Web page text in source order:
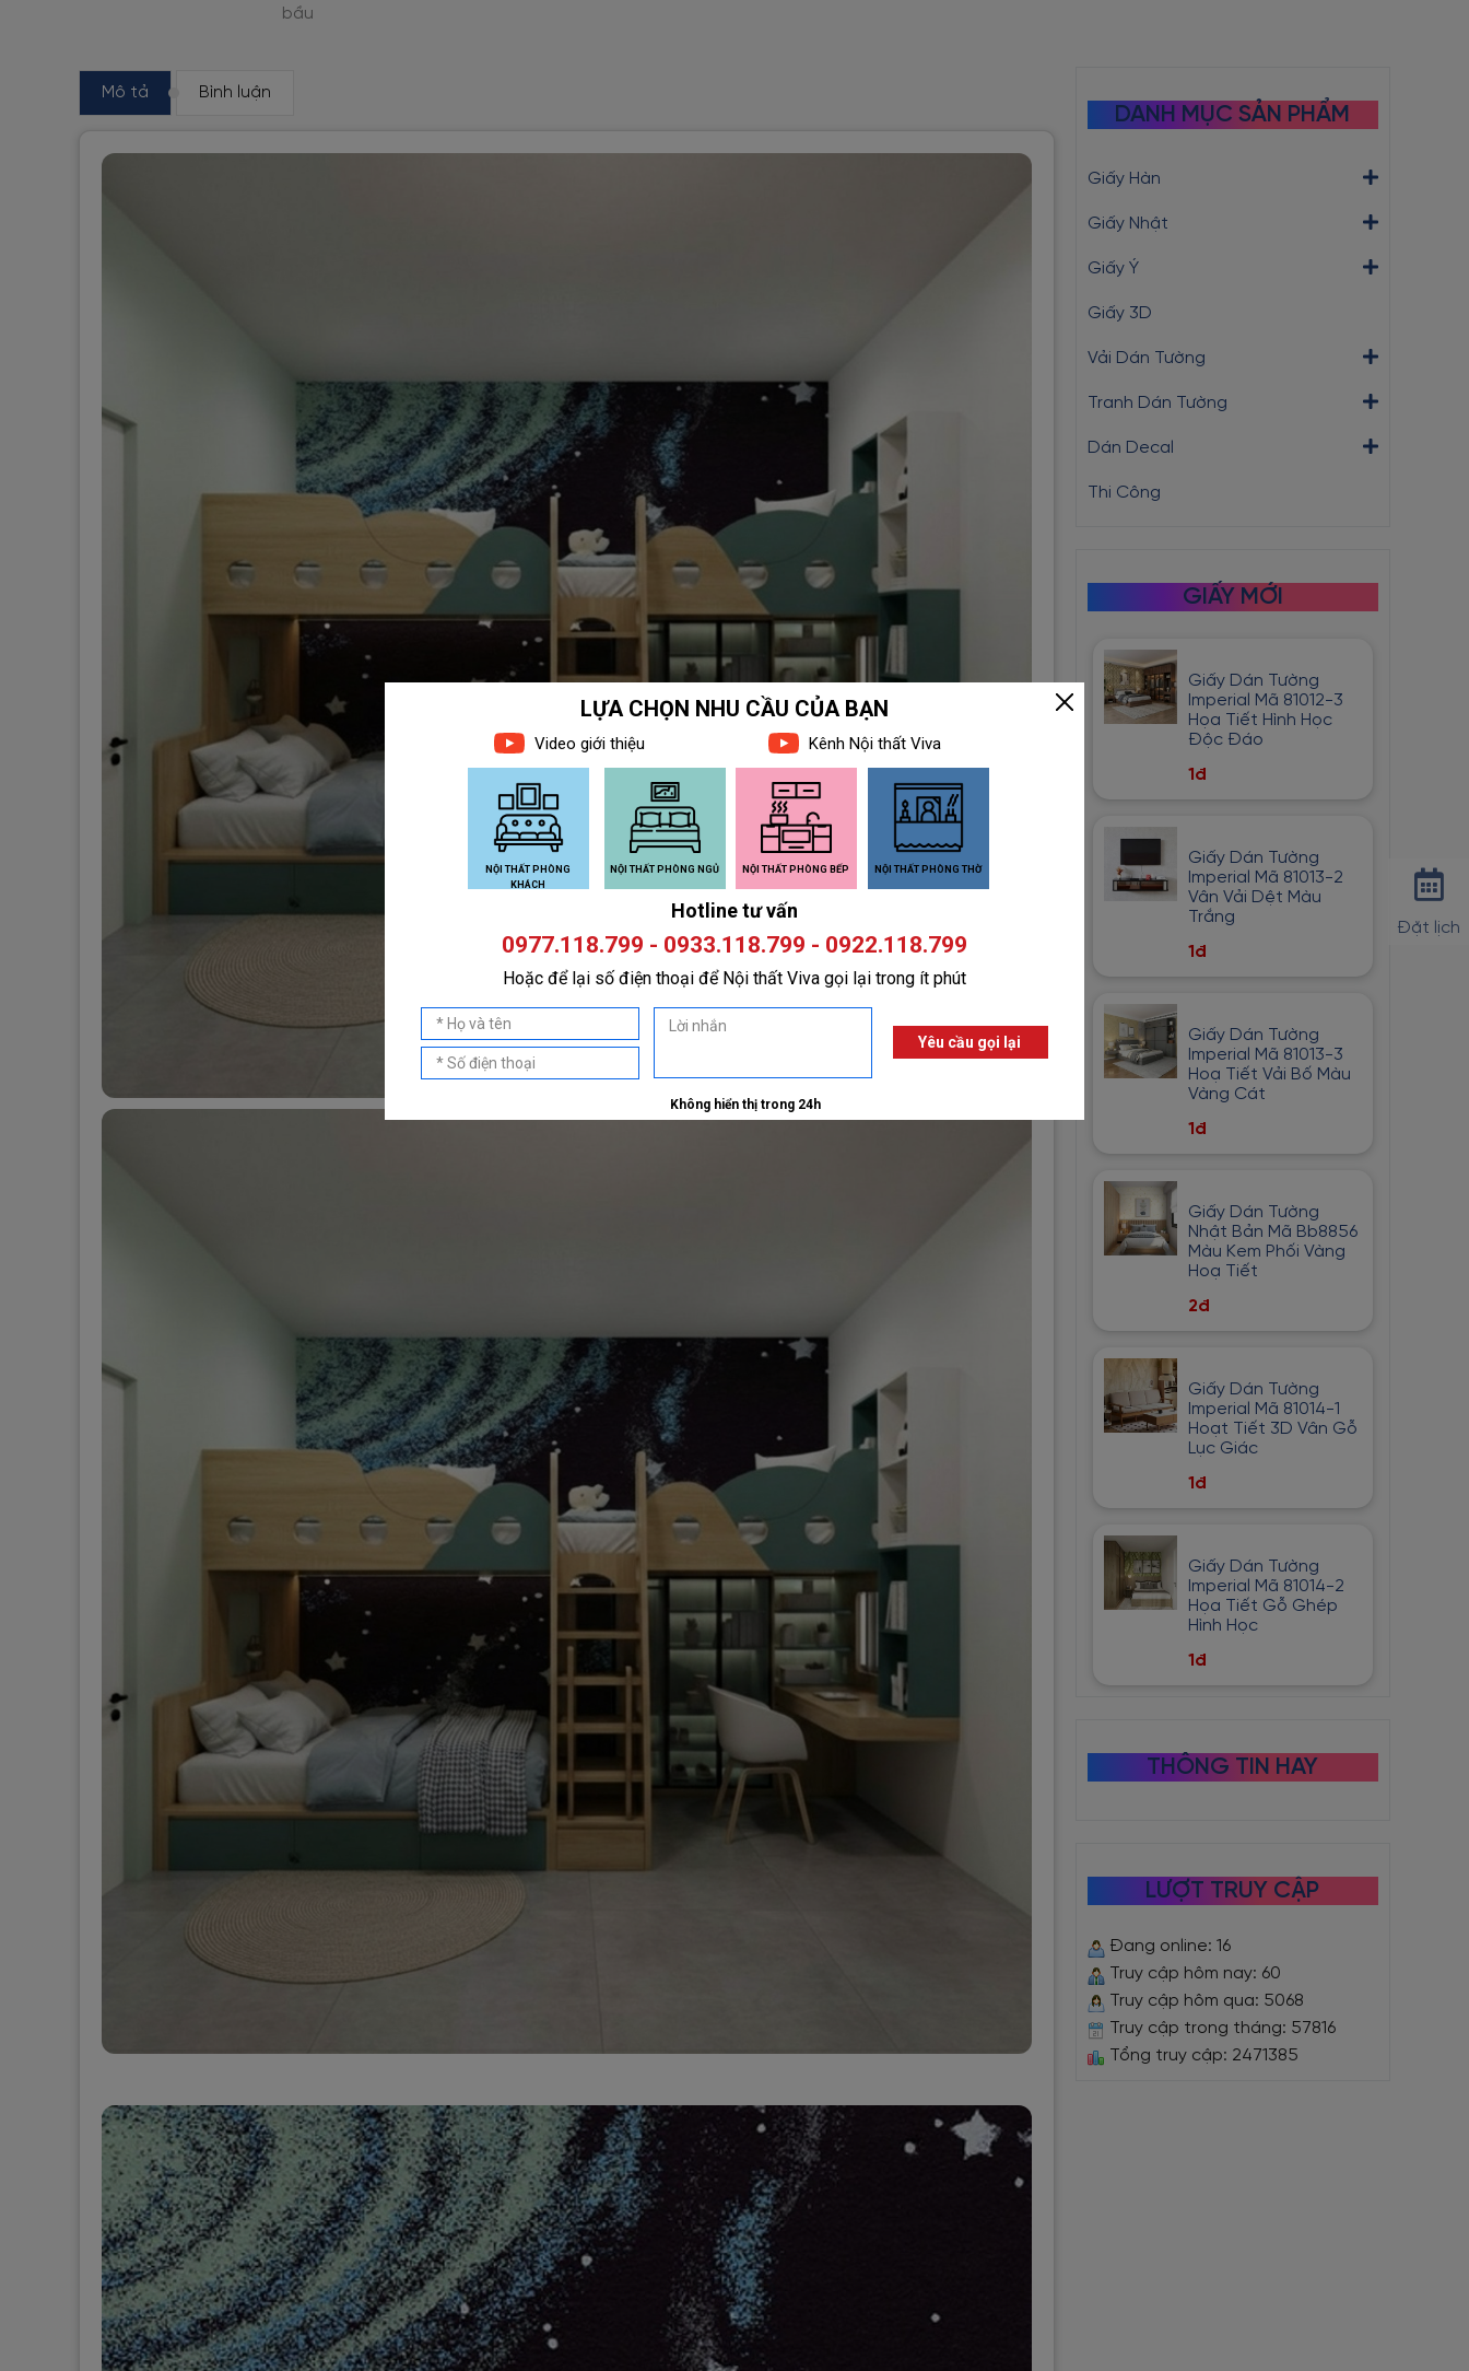
Mô tả Bình luận
DANH MỤC SẢN PHẨM
Giấy Hàn
Giấy Nhật
Giấy Ý
Giấy 3D
Vải Dán Tường
Tranh Dán Tường
Dán Decal
Thi Công
GIẤY MỚI
Giấy Dán Tường
Imperial Mã 81012-3
Họa Tiết Hình Học
Độc Đáo
1đ
Giấy Dán Tường
Imperial Mã 81013-2
Vân Vải Dệt Màu
Trắng
1đ
Giấy Dán Tường
Imperial Mã 81013-3
Hoạ Tiết Vải Bố Màu
Vàng Cát
1đ
Giấy Dán Tường
Nhật Bản Mã Bb8856
Màu Kem Phối Vàng
Hoạ Tiết
2đ
Giấy Dán Tường
Imperial Mã 81014-1
Hoạt Tiết 3D Vân Gỗ
Lục Giác
1đ
Giấy Dán Tường
Imperial Mã 81014-2
Họa Tiết Gỗ Ghép
Hình Học
1đ
THÔNG TIN HAY
LƯỢT TRUY CẬP
Đang online: 16
Truy cập hôm nay: 60
Truy cập hôm qua: 5068
Truy cập trong tháng: 57816
Tổng truy cập: 2471385
Đặt lịch